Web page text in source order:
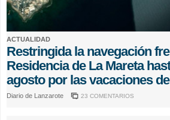
ACTUALIDAD
Restringida la navegación
Residencia de La Mareta
agosto por las vacaciones
Diario de Lanzarote 23 COMENTARIOS